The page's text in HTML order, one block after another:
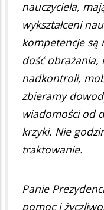
nauczyciela,
wykształceni
kompetencje są
dość obrażania,
nadkontroli,
zbieramy
wiadomości od
krzyki. Nie
traktowanie.
Panie
pomoc i